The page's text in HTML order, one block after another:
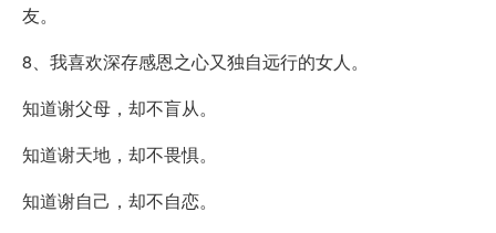
友。
8、我喜欢深存感恩之心又独自远行的女人。
知道谢父母，却不盲从。
知道谢天地，却不畏惧。
知道谢自己，却不自恋。